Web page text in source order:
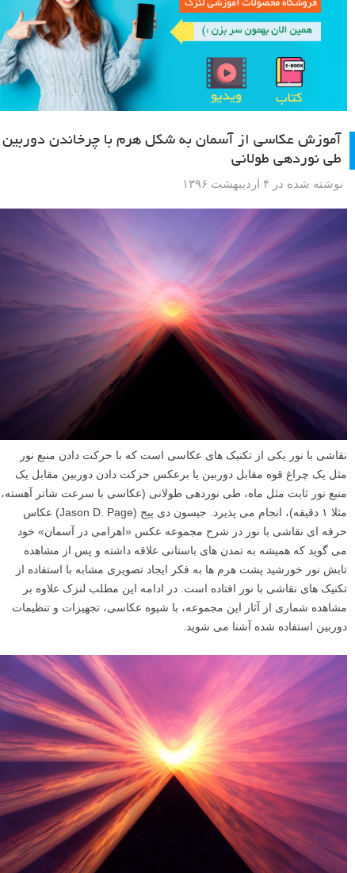
آموزش عکاسی از آسمان به شکل هرم با چرخاندن دوربین
طی نوردهی طولانی
نوشته شده در ۴ اردیبهشت ۱۳۹۶
نقاشی با نور یکی از تکنیک های عکاسی است که با حرکت دادن منبع نور
مثل یک چراغ قوه مقابل دوربین یا برعکس حرکت دادن دوربین مقابل یک
منبع نور ثابت مثل ماه، طی نوردهی طولانی (عکاسی با سرعت شاتر آهسته،
مثلا ۱ دقیقه)، انجام می پذیرد. جیسون دی پیج (Jason D. Page) عکاس
حرفه ای نقاشی با نور در شرح مجموعه عکس «اهرامی در آسمان» خود
می گوید که همیشه به تمدن های باستانی علاقه داشته و پس از مشاهده
تابش نور خورشید پشت هرم ها به فکر ایجاد تصویری مشابه با استفاده از
تکنیک های نقاشی با نور افتاده است. در ادامه این مطلب لنزک علاوه بر
مشاهده شماری از آثار این مجموعه، با شیوه عکاسی، تجهیزات و تنظیمات
دوربین استفاده شده آشنا می شوید.